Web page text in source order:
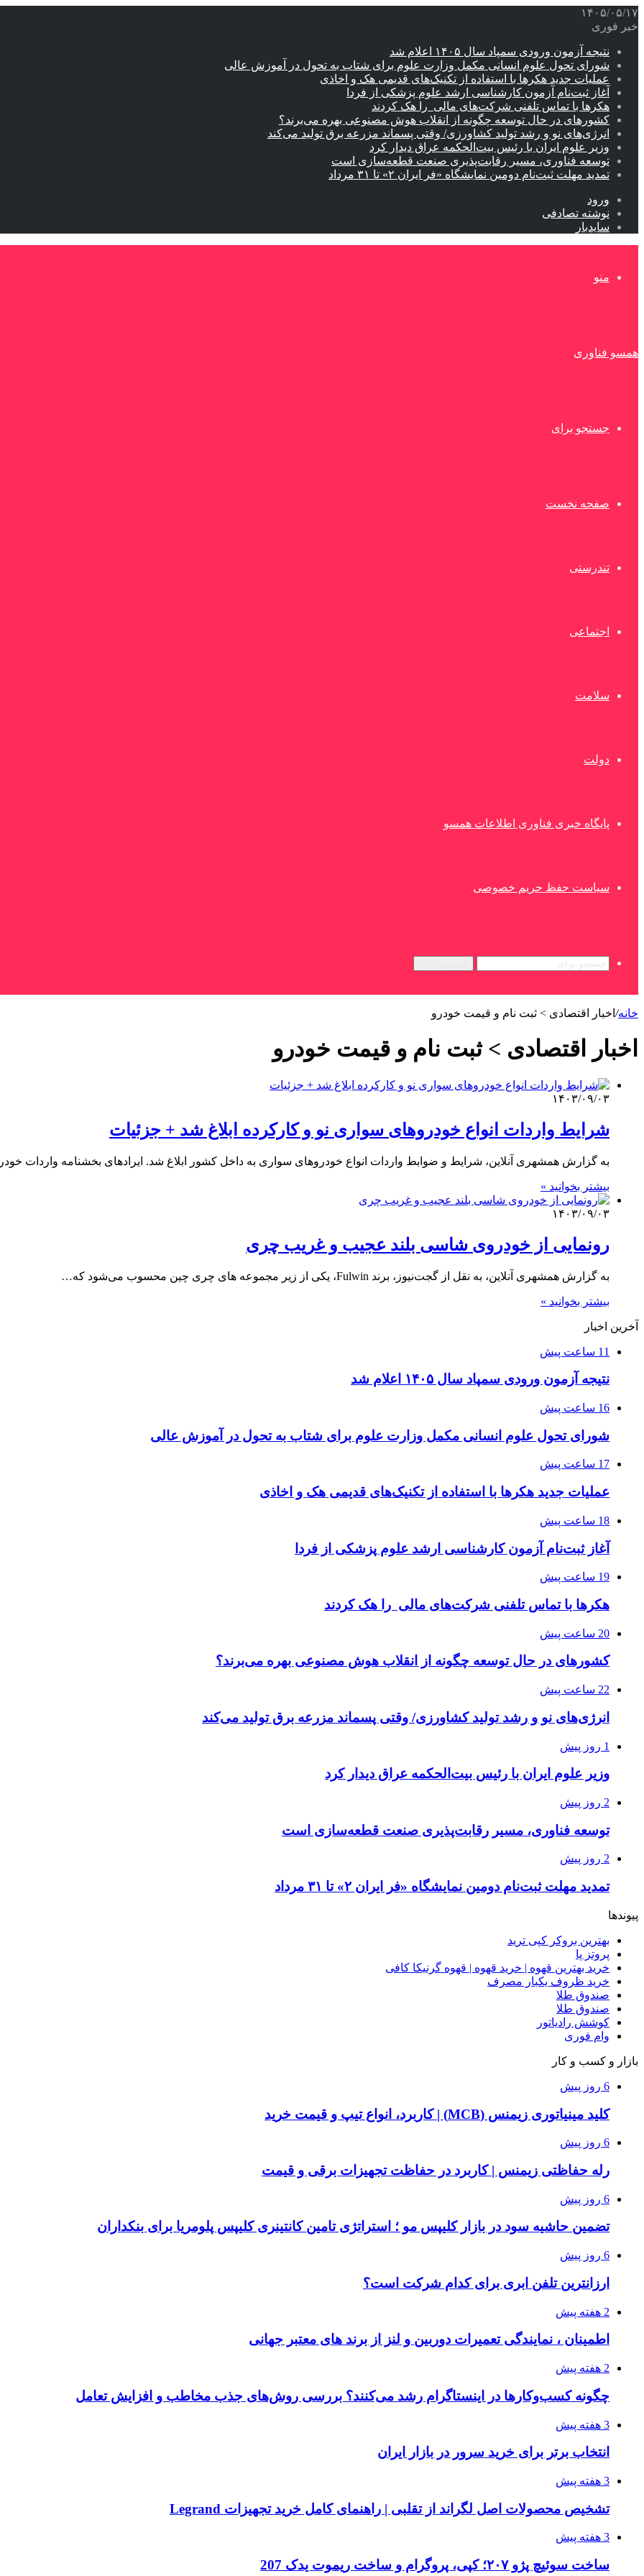
۱۴۰۵/۰۵/۱۷
خبر فوری
نتیجه آزمون ورودی سمپاد سال ۱۴۰۵ اعلام شد
شورای تحول علوم انسانی مکمل وزارت علوم برای شتاب به تحول در آموزش عالی
عملیات جدید هکرها با استفاده از تکنیک‌های قدیمی هک و اخاذی
آغاز ثبت‌نام‌ آزمون کارشناسی ارشد علوم پزشکی از فردا
هکرها با تماس تلفنی شرکت‌های مالی را هک کردند
کشورهای در حال توسعه چگونه از انقلاب هوش مصنوعی بهره می‌برند؟
انرژی‌های نو و رشد تولید کشاورزی/ وقتی پسماند مزرعه‌ برق تولید می‌کند
وزیر علوم ایران با رئیس بیت‌الحکمه عراق دیدار کرد
توسعه فناوری، مسیر رقابت‌پذیری صنعت قطعه‌سازی است
تمدید مهلت ثبت‌نام دومین نمایشگاه «فر ایران ۲» تا ۳۱ مرداد
ورود
نوشته تصادفی
سایدبار
منو
همسو فناوری
جستجو برای
صفحه نخست
تندرستی
اجتماعی
سلامت
دولت
پایگاه خبری فناوری اطلاعات همسو
سیاست حفظ حریم خصوصی
خانه/ اخبار اقتصادی > ثبت نام و قیمت خودرو
اخبار اقتصادی > ثبت نام و قیمت خودرو
۱۴۰۳/۰۹/۰۳
شرایط واردات انواع خودروهای سواری نو و کارکرده ابلاغ شد + جزئیات
به گزارش همشهری آنلاین، شرایط و ضوابط واردات انواع خودروهای سواری به داخل کشور ابلاغ شد. ایرادهای بخشنامه واردات
بیشتر بخوانید »
۱۴۰۳/۰۹/۰۳
رونمایی از خودروی شاسی بلند عجیب و غریب چری
به گزارش همشهری آنلاین، به نقل از گجت‌نیوز، برند Fulwin، یکی از زیر مجموعه های چری چین محسوب می‌شود که…
بیشتر بخوانید »
آخرین اخبار
11 ساعت پیش
نتیجه آزمون ورودی سمپاد سال ۱۴۰۵ اعلام شد
16 ساعت پیش
شورای تحول علوم انسانی مکمل وزارت علوم برای شتاب به تحول در آموزش عالی
17 ساعت پیش
عملیات جدید هکرها با استفاده از تکنیک‌های قدیمی هک و اخاذی
18 ساعت پیش
آغاز ثبت‌نام‌ آزمون کارشناسی ارشد علوم پزشکی از فردا
19 ساعت پیش
هکرها با تماس تلفنی شرکت‌های مالی را هک کردند
20 ساعت پیش
کشورهای در حال توسعه چگونه از انقلاب هوش مصنوعی بهره می‌برند؟
22 ساعت پیش
انرژی‌های نو و رشد تولید کشاورزی/ وقتی پسماند مزرعه‌ برق تولید می‌کند
1 روز پیش
وزیر علوم ایران با رئیس بیت‌الحکمه عراق دیدار کرد
2 روز پیش
توسعه فناوری، مسیر رقابت‌پذیری صنعت قطعه‌سازی است
2 روز پیش
تمدید مهلت ثبت‌نام دومین نمایشگاه «فر ایران ۲» تا ۳۱ مرداد
پیوندها
بهترین بروکر کپی ترید
پروتز پا
خرید بهترین قهوه | خرید قهوه | قهوه گرنیکا کافی
خرید ظروف یکبار مصرف
صندوق طلا
صندوق طلا
کوشش رادیاتور
وام فوری
بازار و کسب و کار
6 روز پیش
کلید مینیاتوری زیمنس (MCB) | کاربرد، انواع تیپ و قیمت خرید
6 روز پیش
رله حفاظتی زیمنس | کاربرد در حفاظت تجهیزات برقی و قیمت
6 روز پیش
تضمین حاشیه سود در بازار کلیپس مو ؛ استراتژی تامین کانتینری کلیپس پلومریا برای بنکداران
6 روز پیش
ارزانترین تلفن ابری برای کدام شرکت است؟
2 هفته پیش
اطمینان ، نمایندگی تعمیرات دوربین و لنز از برند های معتبر جهانی
2 هفته پیش
چگونه کسب‌وکارها در اینستاگرام رشد می‌کنند؟ بررسی روش‌های جذب مخاطب و افزایش تعامل
3 هفته پیش
انتخاب برتر برای خرید سرور در بازار ایران
3 هفته پیش
تشخیص محصولات اصل لگراند از تقلبی | راهنمای کامل خرید تجهیزات Legrand
3 هفته پیش
ساخت سوئیچ پژو ۲۰۷؛ کپی، پروگرام و ساخت ریموت یدک 207